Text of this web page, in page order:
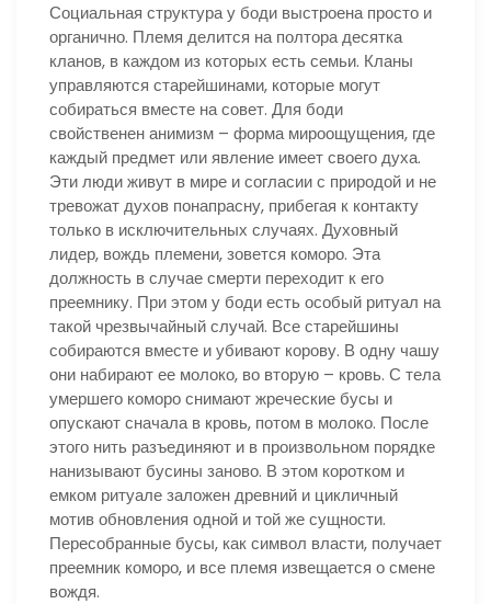
Социальная структура у боди выстроена просто и
органично. Племя делится на полтора десятка
кланов, в каждом из которых есть семьи. Кланы
управляются старейшинами, которые могут
собираться вместе на совет. Для боди
свойственен анимизм – форма мироощущения, где
каждый предмет или явление имеет своего духа.
Эти люди живут в мире и согласии с природой и не
тревожат духов понапрасну, прибегая к контакту
только в исключительных случаях. Духовный
лидер, вождь племени, зовется коморо. Эта
должность в случае смерти переходит к его
преемнику. При этом у боди есть особый ритуал на
такой чрезвычайный случай. Все старейшины
собираются вместе и убивают корову. В одну чашу
они набирают ее молоко, во вторую – кровь. С тела
умершего коморо снимают жреческие бусы и
опускают сначала в кровь, потом в молоко. После
этого нить разъединяют и в произвольном порядке
нанизывают бусины заново. В этом коротком и
емком ритуале заложен древний и цикличный
мотив обновления одной и той же сущности.
Пересобранные бусы, как символ власти, получает
преемник коморо, и все племя извещается о смене
вождя.